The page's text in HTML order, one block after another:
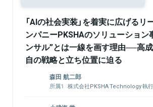
「AIの社会実装」を着実に広げるリ
ンパニーPKSHAのソリューション
ンサル”とは一線を画す理由──高
自の戦略と立ち位置に迫る
森田 航二郎
株式会社PKSHA Technology 執
株式会社PKSHA Communication